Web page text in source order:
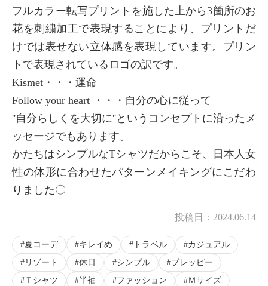
フルカラー転写プリントを施した上から3箇所のお
花を刺繍加工で表現することにより、プリントだ
けでは表せない立体感を表現しています。プリン
トで表現されているロゴの訳です。
Kismet・・・運命
Follow your heart ・・・自分の心に従って
''自分らしくを大切に''というコンセプトに沿ったメ
ッセージでもあります。
かたちはシンプルなTシャツだからこそ、日本人女
性の体形に合わせたパターンメイキングにこだわ
りました〇
投稿日： 2024.06.14
夏コーデ キレイめ トラベル
カジュアル
リゾート
休日 シンプル
プレッピー
Ｔシャツ
半袖 ファッション
Ｍサイズ